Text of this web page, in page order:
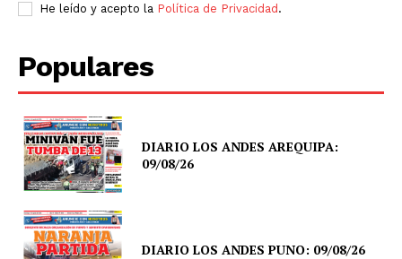
Diario los Andes
He leído y acepto la Política de Privacidad.
Populares
DIARIO LOS ANDES AREQUIPA:
09/08/26
DIARIO LOS ANDES PUNO: 09/08/26